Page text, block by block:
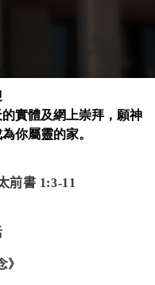
實體及網上崇拜，願神
你屬靈的家。
前書 1:3-11